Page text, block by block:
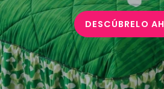
DESCÚBRELO